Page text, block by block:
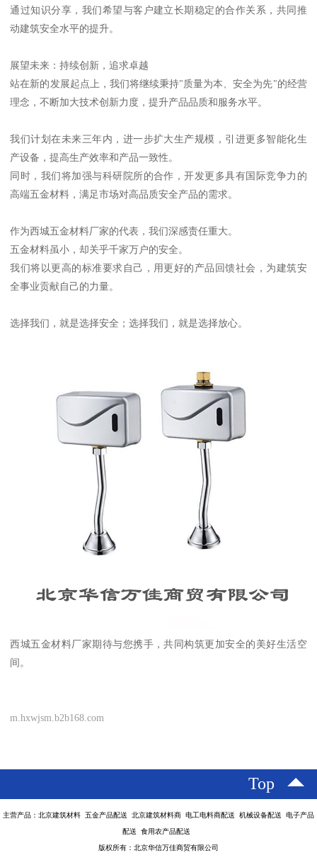
通过知识分享，我们希望与客户建立长期稳定的合作关系，共同推
动建筑安全水平的提升。
展望未来：持续创新，追求卓越
站在新的发展起点上，我们将继续秉持"质量为本、安全为先"的经营
理念，不断加大技术创新力度，提升产品品质和服务水平。
我们计划在未来三年内，进一步扩大生产规模，引进更多智能化生
产设备，提高生产效率和产品一致性。
同时，我们将加强与科研院所的合作，开发更多具有国际竞争力的
高端五金材料，满足市场对高品质安全产品的需求。
作为西城五金材料厂家的代表，我们深感责任重大。
五金材料虽小，却关乎千家万户的安全。
我们将以更高的标准要求自己，用更好的产品回馈社会，为建筑安
全事业贡献自己的力量。
选择我们，就是选择安全；选择我们，就是选择放心。
西城五金材料厂家期待与您携手，共同构筑更加安全的美好生活空
间。
m.hxwjsm.b2b168.com
Top
主营产品：北京建筑材料 五金产品配送 北京建筑材料商 电工电料商配送 机械设备配送 电子产品
配送 食用农产品配送
版权所有：北京华信万佳商贸有限公司